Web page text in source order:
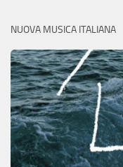
NUOVA MUSICA ITALIANA